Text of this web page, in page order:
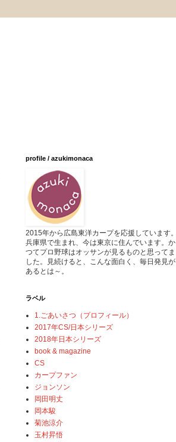
profile / azukimonaca
2015年から広島東洋カープを応援しています。
兵庫県で生まれ、今は東京に住んでいます。か
つてプロ野球はオッサンが見るものと思ってま
した。見続けると、こんな面白く、毎日発見が
あるとは～。
ラベル
1.ごあいさつ（プロフィール）
2017年CS/日本シリーズ
2018年日本シリーズ
book & magazine
CS
カープファン
ジョンソン
岡田明丈
岡本駿
菊池涼介
玉村昇悟